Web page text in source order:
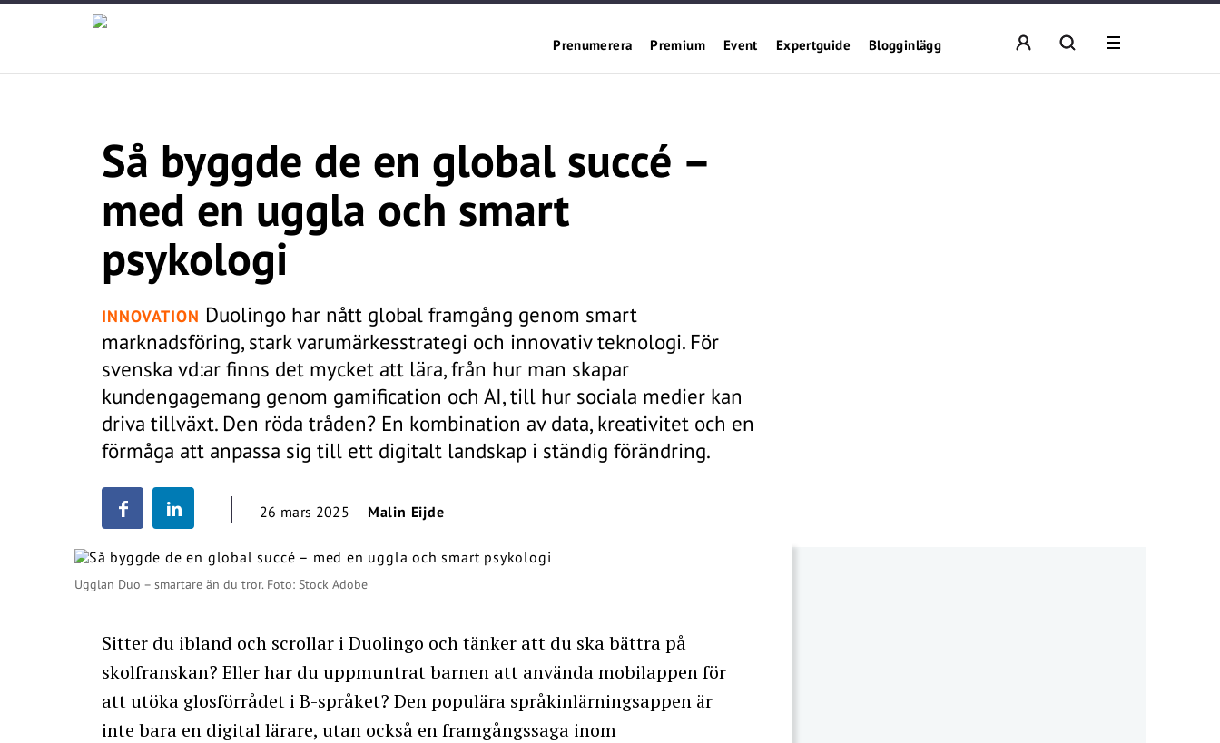
Prenumerera Premium Event Expertguide Blogginlägg
Så byggde de en global succé –
med en uggla och smart
psykologi
INNOVATION Duolingo har nått global framgång genom smart
marknadsföring, stark varumärkesstrategi och innovativ teknologi. För
svenska vd:ar finns det mycket att lära, från hur man skapar
kundengagemang genom gamification och AI, till hur sociala medier kan
driva tillväxt. Den röda tråden? En kombination av data, kreativitet och en
förmåga att anpassa sig till ett digitalt landskap i ständig förändring.
26 mars 2025 Malin Eijde
Ugglan Duo – smartare än du tror. Foto: Stock Adobe
Sitter du ibland och scrollar i Duolingo och tänker att du ska bättra på
skolfranskan? Eller har du uppmuntrat barnen att använda mobilappen för
att utöka glosförrådet i B-språket? Den populära språkinlärningsappen är
inte bara en digital lärare, utan också en framgångssaga inom